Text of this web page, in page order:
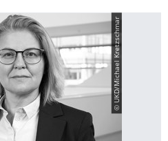
© UKD/Michael Kretzschmar